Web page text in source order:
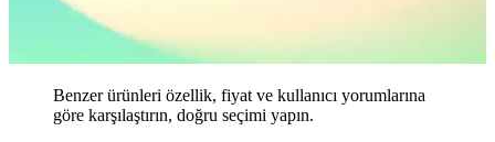
Benzer ürünleri özellik, fiyat ve kullanıcı yorumlarına
göre karşılaştırın, doğru seçimi yapın.